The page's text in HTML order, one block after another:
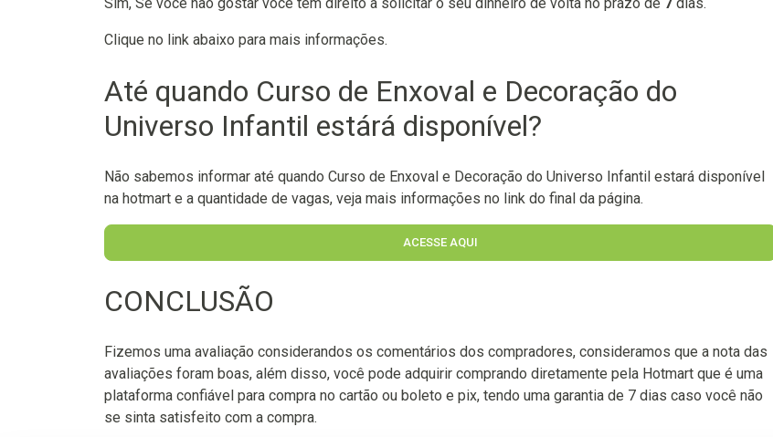
Clique no link abaixo para mais informações.
Até quando Curso de Enxoval e Decoração do
Universo Infantil estárá disponível?
Não sabemos informar até quando Curso de Enxoval e Decoração do Universo Infantil estará disponível
na hotmart e a quantidade de vagas, veja mais informações no link do final da página.
ACESSE AQUI
CONCLUSÃO
Fizemos uma avaliação considerandos os comentários dos compradores, consideramos que a nota das
avaliações foram boas, além disso, você pode adquirir comprando diretamente pela Hotmart que é uma
plataforma confiável para compra no cartão ou boleto e pix, tendo uma garantia de 7 dias caso você não
se sinta satisfeito com a compra.